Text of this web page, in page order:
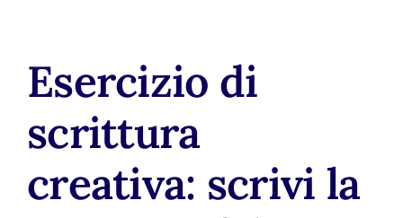
Esercizio di
scrittura
creativa: scrivi la